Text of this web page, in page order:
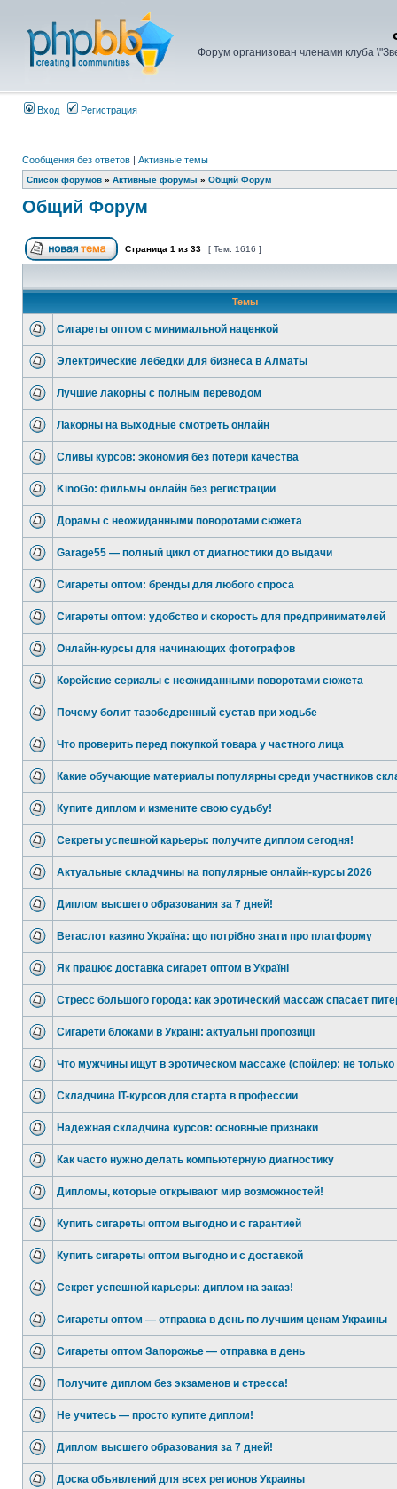
Форум организован членами клуба
Вход Регистрация
Сообщения без ответов | Активные темы
Список форумов » Активные форумы » Общий Форум
Общий Форум
Страница 1 из 33 [ Тем: 1616 ]
Темы
Сигареты оптом с минимальной наценкой
Электрические лебедки для бизнеса в Алматы
Лучшие лакорны с полным переводом
Лакорны на выходные смотреть онлайн
Сливы курсов: экономия без потери качества
KinoGo: фильмы онлайн без регистрации
Дорамы с неожиданными поворотами сюжета
Garage55 — полный цикл от диагностики до выдачи
Сигареты оптом: бренды для любого спроса
Сигареты оптом: удобство и скорость для предпринимателей
Онлайн-курсы для начинающих фотографов
Корейские сериалы с неожиданными поворотами сюжета
Почему болит тазобедренный сустав при ходьбе
Что проверить перед покупкой товара у частного лица
Какие обучающие материалы популярны среди участников
Купите диплом и измените свою судьбу!
Секреты успешной карьеры: получите диплом сегодня!
Актуальные складчины на популярные онлайн-курсы 2026
Диплом высшего образования за 7 дней!
Вегаслот казино Україна: що потрібно знати про платформу
Як працює доставка сигарет оптом в Україні
Стресс большого города: как эротический массаж спасает
Сигарети блоками в Україні: актуальні пропозиції
Что мужчины ищут в эротическом массаже (спойлер: не только
Складчина IT-курсов для старта в профессии
Надежная складчина курсов: основные признаки
Как часто нужно делать компьютерную диагностику
Дипломы, которые открывают мир возможностей!
Купить сигареты оптом выгодно и с гарантией
Купить сигареты оптом выгодно и с доставкой
Секрет успешной карьеры: диплом на заказ!
Сигареты оптом — отправка в день по лучшим ценам Украины
Сигареты оптом Запорожье — отправка в день
Получите диплом без экзаменов и стресса!
Не учитесь — просто купите диплом!
Диплом высшего образования за 7 дней!
Доска объявлений для всех регионов Украины